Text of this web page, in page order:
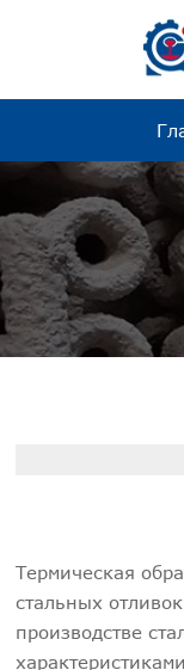
Термическая
стальных
производстве